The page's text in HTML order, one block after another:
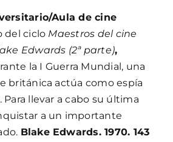
Aula de cine
del ciclo Maestros del cine
Edwards (2ª parte),
la I Guerra Mundial, una
británica actúa como espía
Para llevar a cabo su última
a un importante
Blake Edwards. 1970. 143